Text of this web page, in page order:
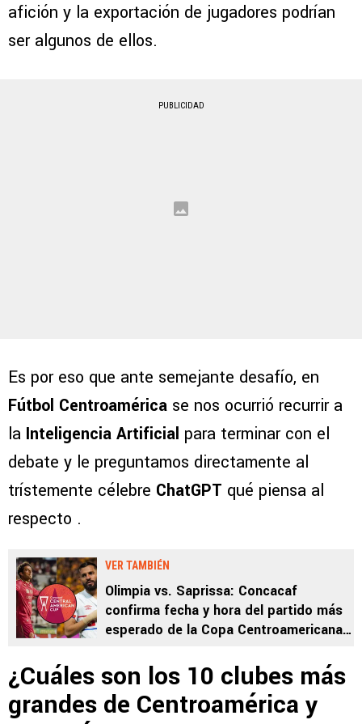
afición y la exportación de jugadores podrían
ser algunos de ellos.
PUBLICIDAD
Es por eso que ante semejante desafío, en
Fútbol Centroamérica se nos ocurrió recurrir a
la Inteligencia Artificial para terminar con el
debate y le preguntamos directamente al
trístemente célebre ChatGPT qué piensa al
respecto .
VER TAMBIÉN
Olimpia vs. Saprissa: Concacaf
confirma fecha y hora del partido más
esperado de la Copa Centroamericana
¿Cuáles son los 10 clubes más
grandes de Centroamérica y